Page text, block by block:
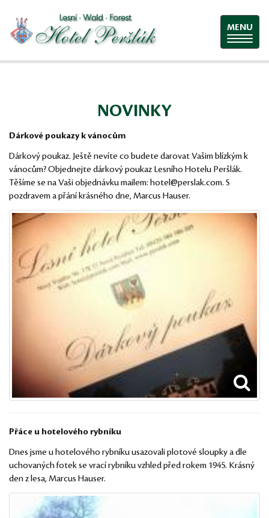
MENU
NOVINKY
Dárkové poukazy k vánocům
Dárkový poukaz. Ještě nevíte co budete darovat Vašim blízkým k
vánocům? Objednejte dárkový poukaz Lesního Hotelu Peršlák.
Těšíme se na Vaši objednávku mailem: hotel@perslak.com. S
pozdravem a přání krásného dne, Marcus Hauser.
Přáce u hotelového rybníku
Dnes jsme u hotelového rybníku usazovali plotové sloupky a dle
uchovaných fotek se vrací rybníku vzhled před rokem 1945. Krásný
den z lesa, Marcus Hauser.